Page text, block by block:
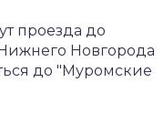
проезда до
Нижнего Новгорода
до "Муромские